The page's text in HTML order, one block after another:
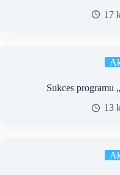
17
Sukces programu
13